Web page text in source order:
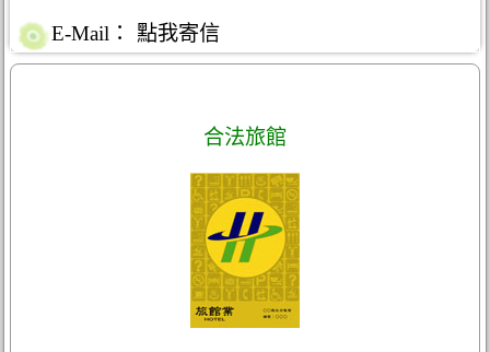
E-Mail： 點我寄信
合法旅館